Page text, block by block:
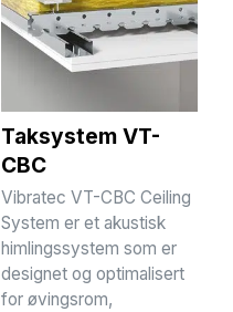
Taksystem VT-
CBC
Vibratec VT-CBC Ceiling
System er et akustisk
himlingssystem som er
designet og optimalisert
for øvingsrom,